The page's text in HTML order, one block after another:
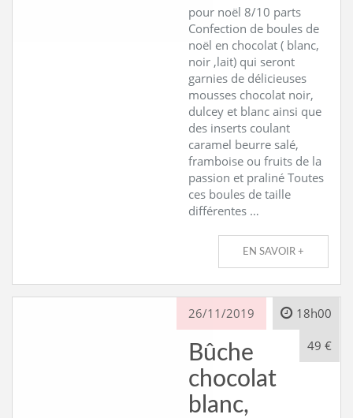
pour noël 8/10 parts
Confection de boules de
noël en chocolat ( blanc,
noir ,lait) qui seront
garnies de délicieuses
mousses chocolat noir,
dulcey et blanc ainsi que
des inserts coulant
caramel beurre salé,
framboise ou fruits de la
passion et praliné Toutes
ces boules de taille
différentes …
EN SAVOIR +
26/11/2019 18h00
49 €
Bûche
chocolat
blanc,